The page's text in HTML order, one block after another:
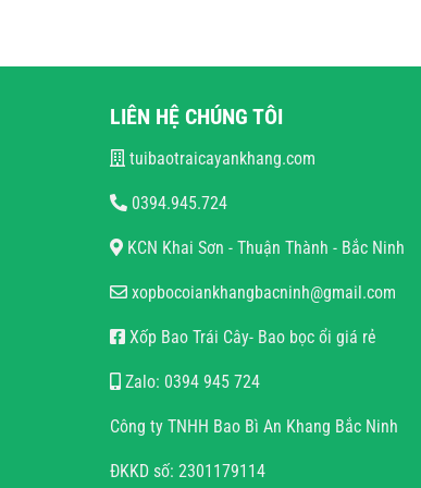
LIÊN HỆ CHÚNG TÔI
tuibaotraicayankhang.com
0394.945.724
KCN Khai Sơn - Thuận Thành - Bắc Ninh
xopbocoiankhangbacninh@gmail.com
Xốp Bao Trái Cây- Bao bọc ổi giá rẻ
Zalo: 0394 945 724
Công ty TNHH Bao Bì An Khang Bắc Ninh
ĐKKD số: 2301179114